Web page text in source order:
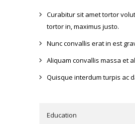
Curabitur sit amet tortor
tortor in, maximus justo.
Nunc convallis erat in est
Aliquam convallis massa et
Quisque interdum turpis ac
Education